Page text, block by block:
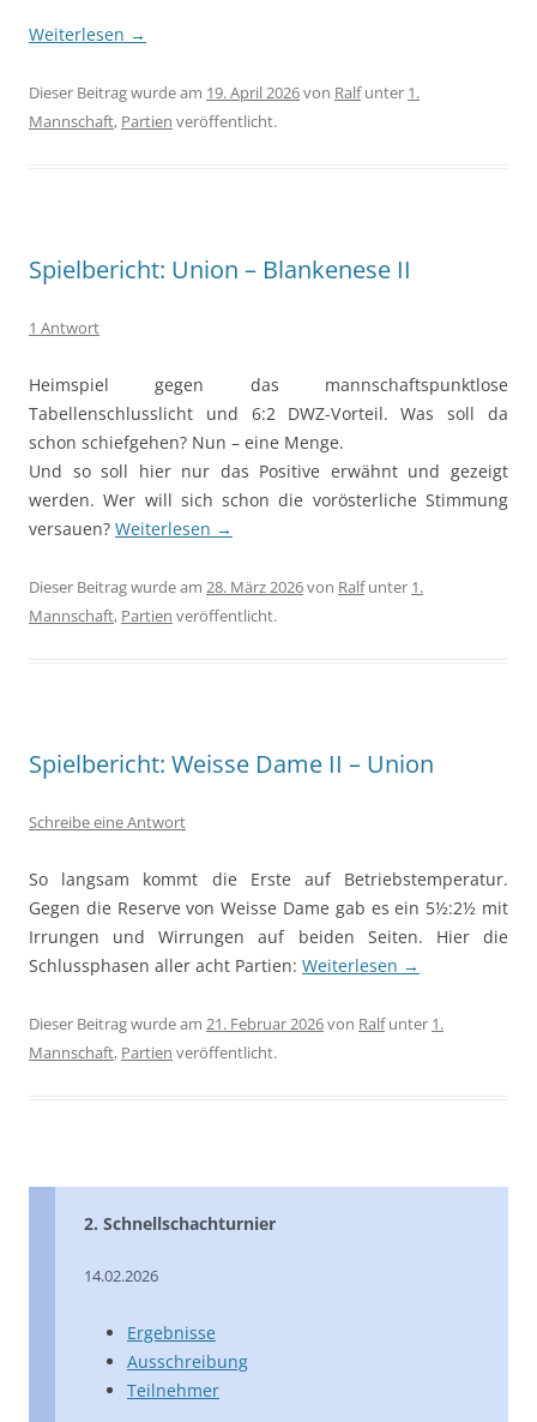
Weiterlesen →
Dieser Beitrag wurde am 19. April 2026von Ralfunter 1.
Mannschaft, Partien veröffentlicht.
Spielbericht: Union – Blankenese II
1 Antwort
Heimspiel gegen das mannschaftspunktlose
Tabellenschlusslicht und 6:2 DWZ-Vorteil. Was soll da
schon schiefgehen? Nun – eine Menge.
Und so soll hier nur das Positive erwähnt und gezeigt
werden. Wer will sich schon die vorösterliche Stimmung
versauen? Weiterlesen →
Dieser Beitrag wurde am 28. März 2026von Ralfunter 1.
Mannschaft, Partien veröffentlicht.
Spielbericht: Weisse Dame II – Union
Schreibe eine Antwort
So langsam kommt die Erste auf Betriebstemperatur.
Gegen die Reserve von Weisse Dame gab es ein 5½:2½ mit
Irrungen und Wirrungen auf beiden Seiten. Hier die
Schlussphasen aller acht Partien: Weiterlesen →
Dieser Beitrag wurde am 21. Februar 2026von Ralfunter 1.
Mannschaft, Partien veröffentlicht.
2. Schnellschachturnier
14.02.2026
Ergebnisse
Ausschreibung
Teilnehmer